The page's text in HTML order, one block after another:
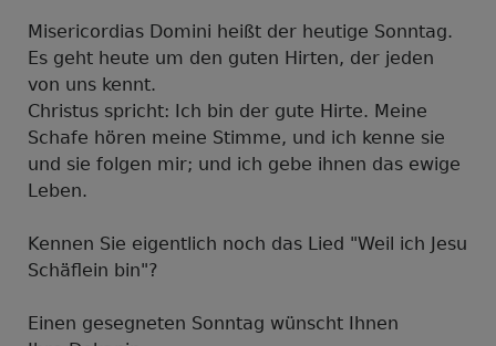
Misericordias Domini heißt der heutige Sonntag.
Es geht heute um den guten Hirten, der jeden
von uns kennt.
Christus spricht: Ich bin der gute Hirte. Meine
Schafe hören meine Stimme, und ich kenne sie
und sie folgen mir; und ich gebe ihnen das ewige
Leben.
Kennen Sie eigentlich noch das Lied "Weil ich Jesu
Schäflein bin"?
Einen gesegneten Sonntag wünscht Ihnen